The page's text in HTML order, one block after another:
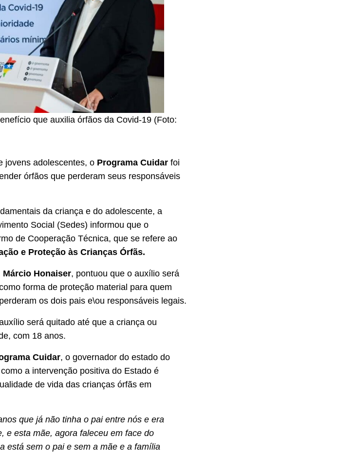
que auxilia órfãos da Covid-19 (Foto:
jovens adolescentes, o Programa Cuidar foi
órfãos que perderam seus responsáveis
da criança e do adolescente, a
Social (Sedes) informou que o
de Cooperação Técnica, que se refere ao
e Proteção às Crianças Órfãs.
Márcio Honaiser, pontuou que o auxílio será
forma de proteção material para quem
os dois pais e\ou responsáveis legais.
será quitado até que a criança ou
com 18 anos.
Cuidar, o governador do estado do
a intervenção positiva do Estado é
de vida das crianças órfãs em
que já não tinha o pai entre nós e era
e esta mãe, agora faleceu em face do
está sem o pai e sem a mãe e a família